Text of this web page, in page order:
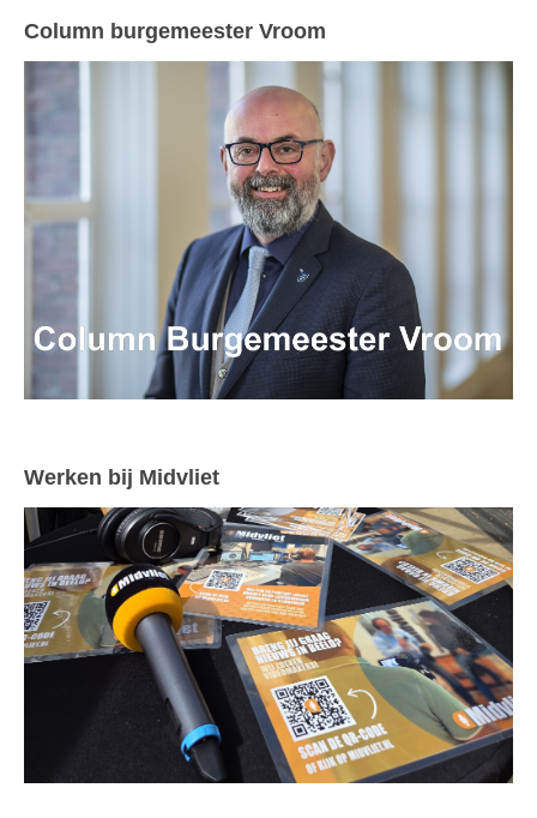
Column burgemeester Vroom
Werken bij Midvliet